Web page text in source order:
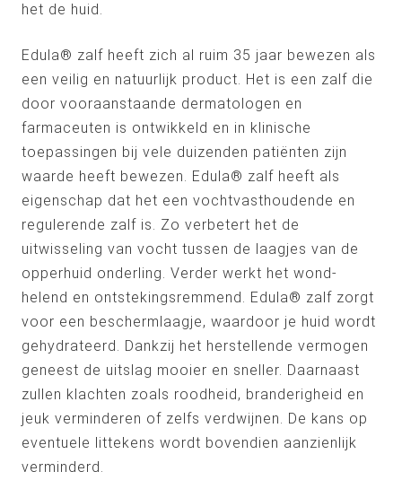
het de huid.
Edula® zalf heeft zich al ruim 35 jaar bewezen als
een veilig en natuurlijk product. Het is een zalf die
door vooraanstaande dermatologen en
farmaceuten is ontwikkeld en in klinische
toepassingen bij vele duizenden patiënten zijn
waarde heeft bewezen. Edula® zalf heeft als
eigenschap dat het een vochtvasthoudende en
regulerende zalf is. Zo verbetert het de
uitwisseling van vocht tussen de laagjes van de
opperhuid onderling. Verder werkt het wond-
helend en ontstekingsremmend. Edula® zalf zorgt
voor een beschermlaagje, waardoor je huid wordt
gehydrateerd. Dankzij het herstellende vermogen
geneest de uitslag mooier en sneller. Daarnaast
zullen klachten zoals roodheid, branderigheid en
jeuk verminderen of zelfs verdwijnen. De kans op
eventuele littekens wordt bovendien aanzienlijk
verminderd.